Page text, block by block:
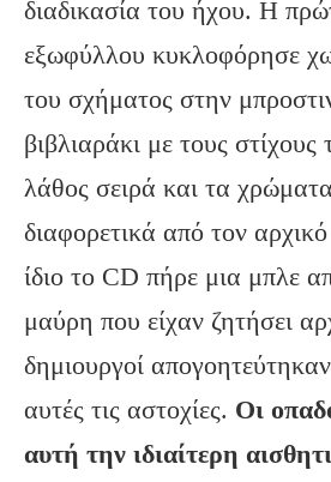
διαδικασία του ήχου. Η
εξωφύλλου κυκλοφόρησε
του σχήματος στην
βιβλιαράκι με τους
λάθος σειρά και τα
διαφορετικά από τον
ίδιο το CD πήρε μια μπλε
μαύρη που είχαν ζητήσει
δημιουργοί
αυτές τις αστοχίες. Οι
αυτή την ιδιαίτερη